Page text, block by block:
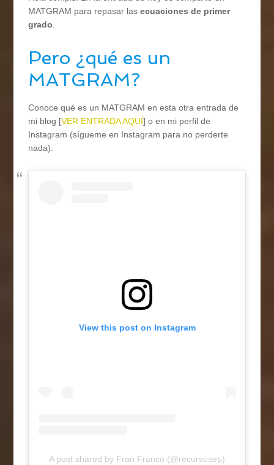
MATGRAM para repasar lasecuaciones de primer
grado.
Pero ¿qué es un
MATGRAM?
Conoce qué es un MATGRAM en esta otra entrada de
mi blog [VER ENTRADA AQUÍ] o en mi perfil de
Instagram (sígueme en Instagram para no perderte
nada).
View this post on Instagram
A post shared by Fran Franco (@recursosep)